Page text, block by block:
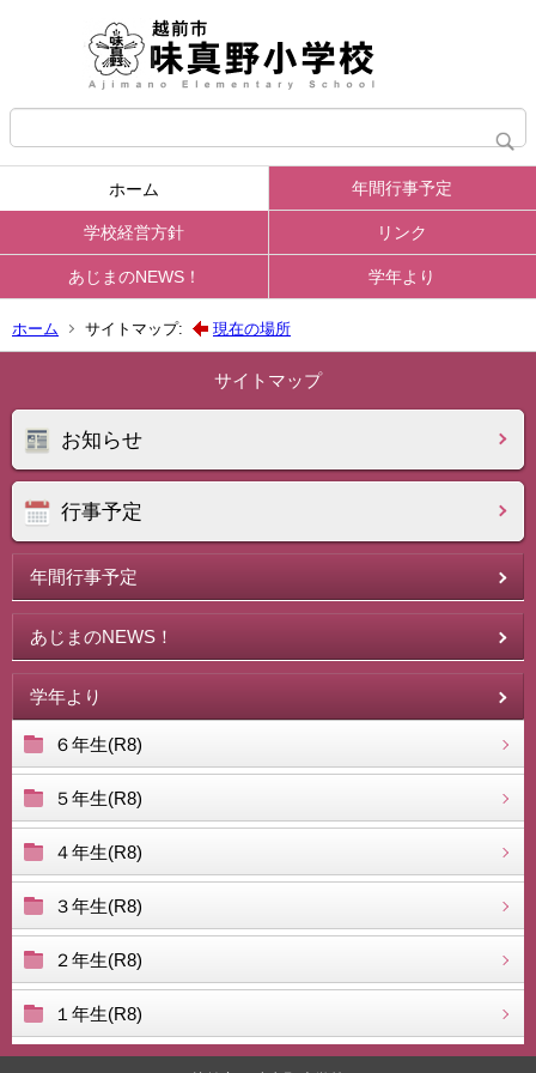
ホーム 年間行事予定
学校経営方針 リンク
あじまのNEWS！ 学年より
ホーム サイトマップ: 現在の場所
サイトマップ
お知らせ
行事予定
年間行事予定
あじまのNEWS！
学年より
６年生(R8)
５年生(R8)
４年生(R8)
３年生(R8)
２年生(R8)
１年生(R8)